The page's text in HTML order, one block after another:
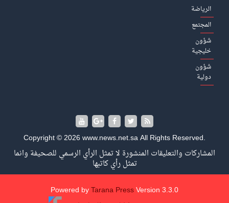
الرياضة
المجتمع
شؤون
خليجية
شؤون
دولية
Copyright © 2026 www.news.net.sa All Rights Reserved.
المشاركات والتعليقات المنشورة لا تمثل الرأي الرسمي للصحيفة وانما
تمثل رأي كاتبها
Powered byTarana PressVersion 3.3.0